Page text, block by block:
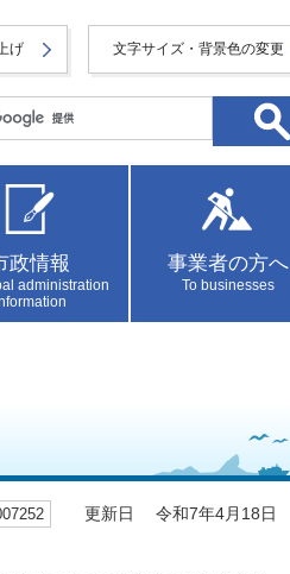
げ 文字サイズ・背景色の変更
政情報
administration
事業者の方へ
To businesses
更新日 令和7年4月18日